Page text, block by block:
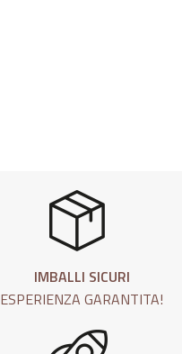
IMBALLI SICURI
ESPERIENZA GARANTITA!